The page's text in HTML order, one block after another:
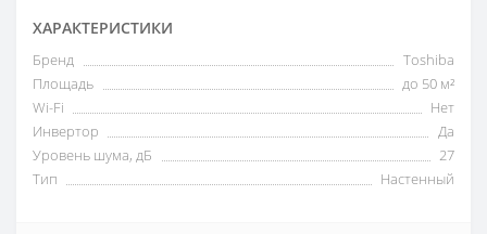
ХАРАКТЕРИСТИКИ
Бренд
Toshiba
Площадь
до 50 м²
Wi-Fi
Нет
Инвертор
Да
Уровень шума, дБ
27
Тип
Настенный